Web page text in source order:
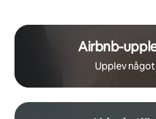
Airbnb-
Upplev